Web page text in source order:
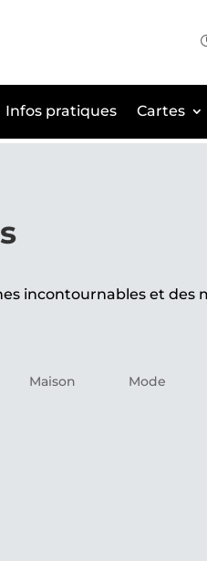
Infos pratiques Cartes
incontournables et des
Maison Mode